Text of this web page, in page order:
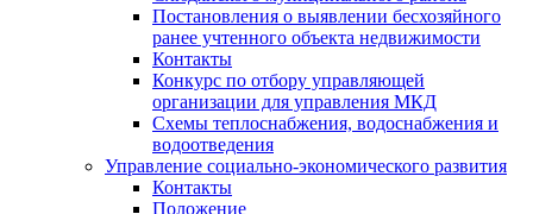
Постановления о выявлении бесхозяйного
ранее учтенного объекта недвижимости
Контакты
Конкурс по отбору управляющей
организации для управления МКД
Схемы теплоснабжения, водоснабжения и
водоотведения
Управление социально-экономического развития
Контакты
Положение